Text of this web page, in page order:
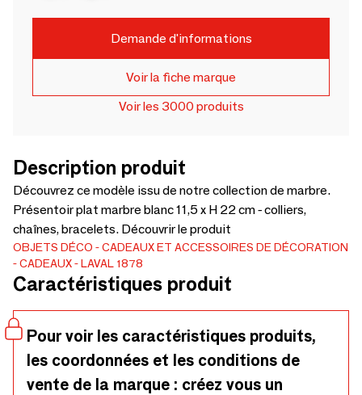
Demande d'informations
Voir la fiche marque
Voir les 3000 produits
Description produit
Découvrez ce modèle issu de notre collection de marbre.
Présentoir plat marbre blanc 11,5 x H 22 cm - colliers,
chaînes, bracelets. Découvrir le produit
OBJETS DÉCO
CADEAUX ET ACCESSOIRES DE DÉCORATION
CADEAUX
LAVAL 1878
Caractéristiques produit
Pour voir les caractéristiques produits,
les coordonnées et les conditions de
vente de la marque : créez vous un